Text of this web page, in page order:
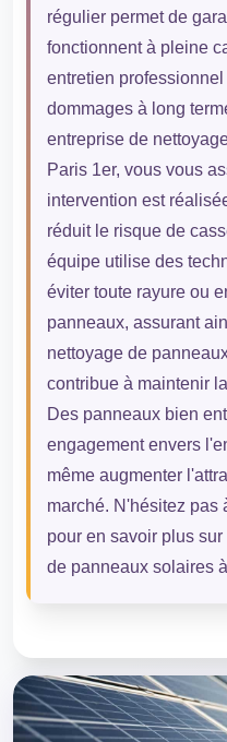
régulier permet de
fonctionnent à pleine
entretien
dommages à long
entreprise de
Paris 1er, vous vous
intervention est
réduit le risque de
équipe utilise des
éviter toute rayure ou
panneaux, assurant
nettoyage de
contribue à maintenir
Des panneaux bien
engagement envers
même augmenter
marché. N'hésitez pas
pour en savoir plus
de panneaux solaires